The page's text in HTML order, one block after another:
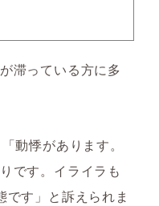
滞っている方に多
動悸があります。
です。イライラも
す」と訴えられま